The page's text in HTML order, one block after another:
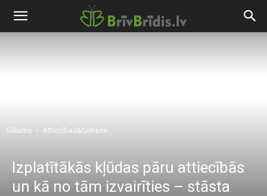
Sākums Attiecības&Ģimene
Izplatītākās kļūdas pāru attiecībās
un kā no tām izvairīties – stāsta